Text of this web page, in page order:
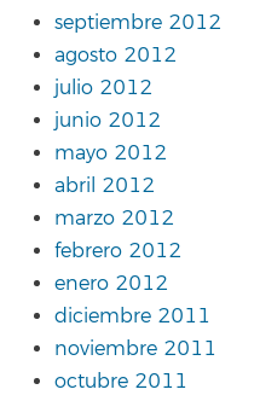
septiembre 2012
agosto 2012
julio 2012
junio 2012
mayo 2012
abril 2012
marzo 2012
febrero 2012
enero 2012
diciembre 2011
noviembre 2011
octubre 2011